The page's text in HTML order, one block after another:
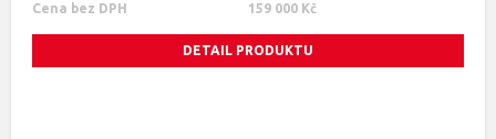
Cena bez DPH 159 000 Kč
DETAIL PRODUKTU